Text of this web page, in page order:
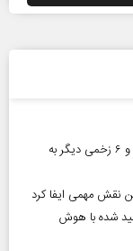
آمار شهدای غزه به ۷۳ هزار و ۳۸۴ نفر رسید؛ ۲ شهید و ۶ زخمی دیگر به
نقش مهمی ایفا کرد
شده با هوش